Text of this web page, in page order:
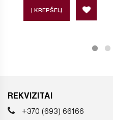
Į KREPŠELĮ
REKVIZITAI
+370 (693) 66166